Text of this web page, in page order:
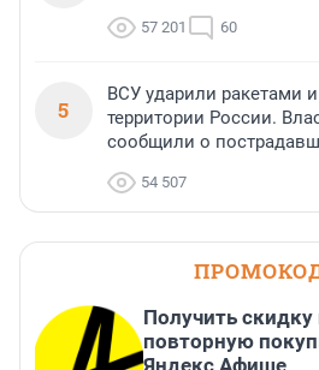
57 201 60
5
ВСУ ударили ракетами
территории России.
сообщили о
54 507
Получить
повторную